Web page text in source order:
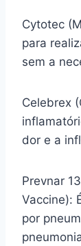
Cytotec
para
sem a
Celebrex
dor e a
Prevnar
Vaccine):
por